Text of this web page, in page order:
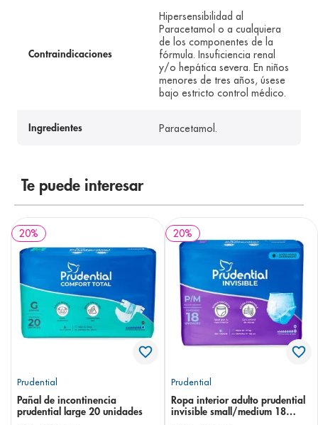
Contraindicaciones
Hipersensibilidad al
Paracetamol o a cualquiera
de los componentes de la
fórmula. Insuficiencia renal
y/o hepática severa. En niños
menores de tres años, úsese
bajo estricto control médico.
Ingredientes Paracetamol.
Te puede interesar
20%
Prudential
Pañal de incontinencia
prudential large 20 unidades
20%
Prudential
Ropa interior adulto prudential
invisible small/medium 18